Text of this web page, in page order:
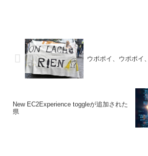
ウポポイ、ウポポイ
New EC2Experience toggleが追加された
県